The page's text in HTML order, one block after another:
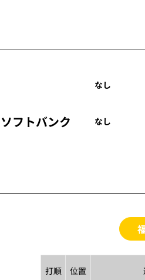
なし
フトバンク なし
打順 位置